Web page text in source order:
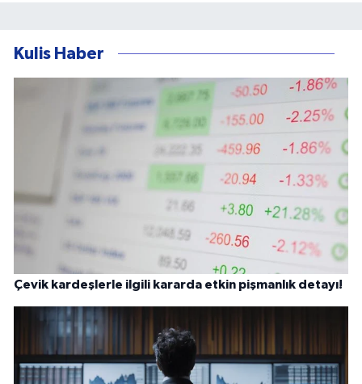
Kulis Haber
Çevik kardeşlerle ilgili kararda etkin pişmanlık detayı!